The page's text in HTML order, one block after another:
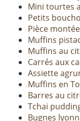
Mini tourtes
Petits
Pièce
Muffins
Muffins au
Carrés aux
Assiette
Muffins en
Barres au
Tchai
Bugnes